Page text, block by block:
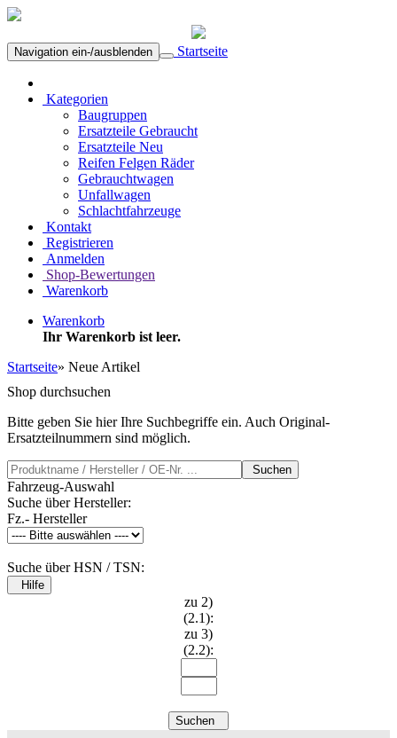
Navigation ein-/ausblenden Startseite
Kategorien
Baugruppen
Ersatzteile Gebraucht
Ersatzteile Neu
Reifen Felgen Räder
Gebrauchtwagen
Unfallwagen
Schlachtfahrzeuge
Kontakt
Registrieren
Anmelden
Shop-Bewertungen
Warenkorb
Warenkorb
Ihr Warenkorb ist leer.
Startseite» Neue Artikel
Shop durchsuchen
Bitte geben Sie hier Ihre Suchbegriffe ein. Auch Original-
Ersatzteilnummern sind möglich.
Suchen
Fahrzeug-Auswahl
Suche über Hersteller:
Fz.- Hersteller
Suche über HSN / TSN:
Hilfe
zu 2)
(2.1):
zu 3)
(2.2):
Suchen